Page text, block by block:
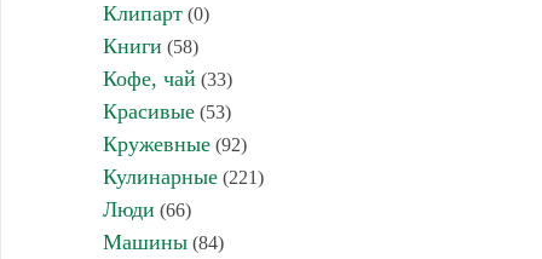
Клипарт(0)
Книги (58)
Кофе, чай (33)
Красивые(53)
Кружевные(92)
Кулинарные(221)
Люди (66)
Машины(84)